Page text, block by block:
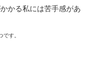
かる私には苦手感があ
です。